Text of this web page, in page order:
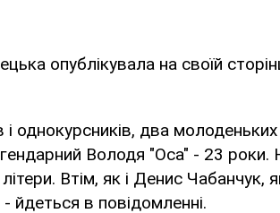
опублікувала на своїй
і однокурсників, два
Володя "Оса" - 23
Втім, як і Денис Чабанчук,
йдеться в повідомленні.